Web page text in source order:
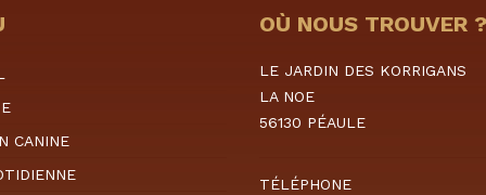
CANINE
OÙ NOUS TROUVER ?
LE JARDIN DES KORRIGANS
LA NOE
56130 PÉAULE
TÉLÉPHONE